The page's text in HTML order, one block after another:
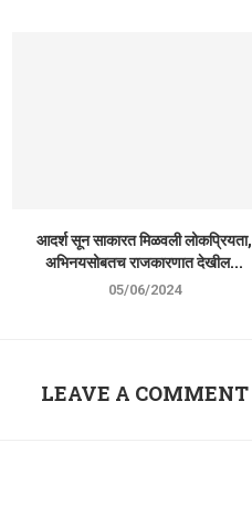
आदर्श सून साकारत मिळवली लोकप्रियता,
अभिनयसोबतच राजकारणात देखील...
05/06/2024
LEAVE A COMMENT